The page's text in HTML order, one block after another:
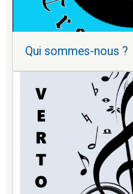
Qui sommes-nous ?